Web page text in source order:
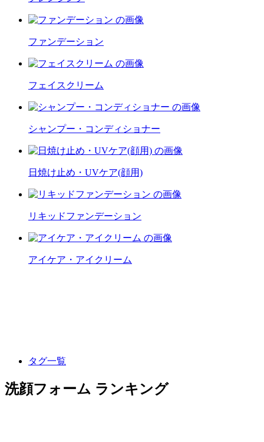
ファンデーション
フェイスクリーム
シャンプー・コンディショナー
日焼け止め・UVケア(顔用)
リキッドファンデーション
アイケア・アイクリーム
タグ一覧
洗顔フォーム ランキング